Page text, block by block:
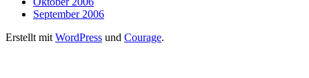
September 2006
Erstellt mit WordPress und Courage.